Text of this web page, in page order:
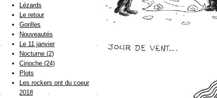
Lézards
Le retour
Gorilles
Nouveautés
Le 11 janvier
Nocturne (2)
Cinoche (24)
Plots
Les rockers ont du coeur
2018